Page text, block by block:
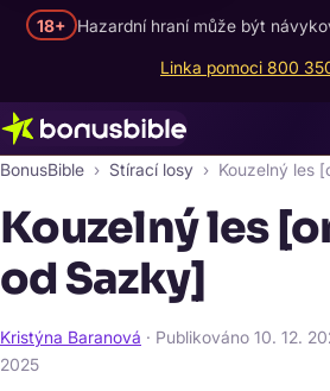
18+ Hazardní hraní může být
Linka pomoci 800
BonusBible Stírací losy Kouzelný les
Kouzelný les
od Sazky]
Kristýna Baranová · Publikováno 10. 12.
2025